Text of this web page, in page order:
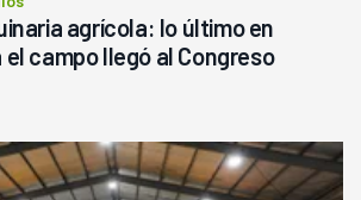
agrícola: lo último en
campo llegó al Congreso